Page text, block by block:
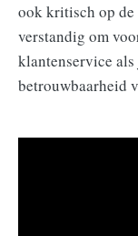
ook kritisch op
verstandig om
klantenservice
betrouwbaarheid